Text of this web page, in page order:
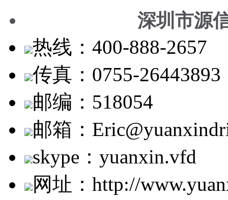
深圳市源
热线：400-888-2657
传真：0755-26443893
邮编：518054
邮箱：
skype：yuanxin.vfd
网址：http://